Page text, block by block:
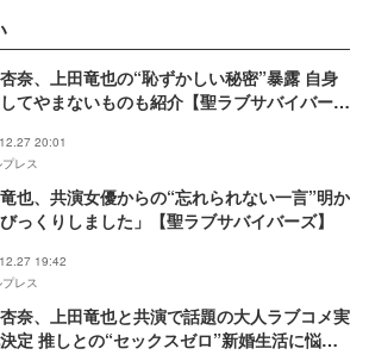
奈、上田竜也の“恥ずかしい秘密”暴露 自身
てやまないものも紹介【聖ラブサバイバー
20:01
レス
也、共演女優からの“忘れられない一言”明か
っくりしました」【聖ラブサバイバーズ】
19:42
レス
奈、上田竜也と共演で話題の大人ラブコメ実
定 推しとの“セックスゼロ”新婚生活に悩む